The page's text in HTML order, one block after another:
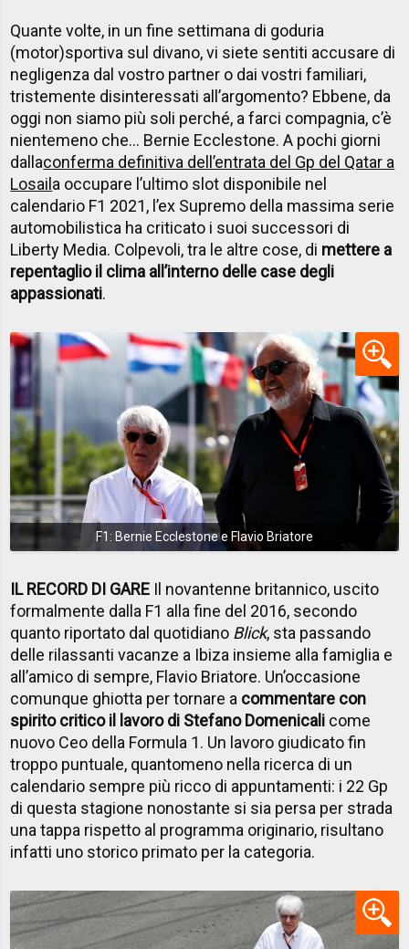
Quante volte, in un fine settimana di goduria
(motor)sportiva sul divano, vi siete sentiti accusare di
negligenza dal vostro partner o dai vostri familiari,
tristemente disinteressati all’argomento? Ebbene, da
oggi non siamo più soli perché, a farci compagnia, c’è
nientemeno che… Bernie Ecclestone. A pochi giorni
dallaconferma definitiva dell’entrata del Gp del Qatar a
Losail a occupare l’ultimo slot disponibile nel
calendario F1 2021, l’ex Supremo della massima serie
automobilistica ha criticato i suoi successori di
Liberty Media. Colpevoli, tra le altre cose, di mettere a
repentaglio il clima all’interno delle case degli
appassionati.
F1: Bernie Ecclestone e Flavio Briatore
IL RECORD DI GARE Il novantenne britannico, uscito
formalmente dalla F1 alla fine del 2016, secondo
quanto riportato dal quotidiano Blick, sta passando
delle rilassanti vacanze a Ibiza insieme alla famiglia e
all’amico di sempre, Flavio Briatore. Un’occasione
comunque ghiotta per tornare a commentare con
spirito critico il lavoro di Stefano Domenicali come
nuovo Ceo della Formula 1. Un lavoro giudicato fin
troppo puntuale, quantomeno nella ricerca di un
calendario sempre più ricco di appuntamenti: i 22 Gp
di questa stagione nonostante si sia persa per strada
una tappa rispetto al programma originario, risultano
infatti uno storico primato per la categoria.